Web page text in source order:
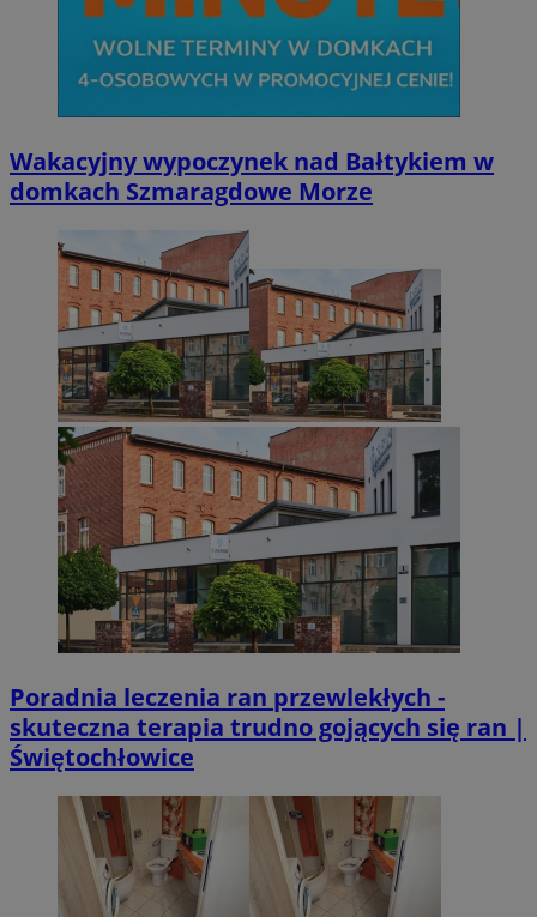
Wakacyjny wypoczynek nad Bałtykiem w
domkach Szmaragdowe Morze
Poradnia leczenia ran przewlekłych -
skuteczna terapia trudno gojących się ran |
Świętochłowice